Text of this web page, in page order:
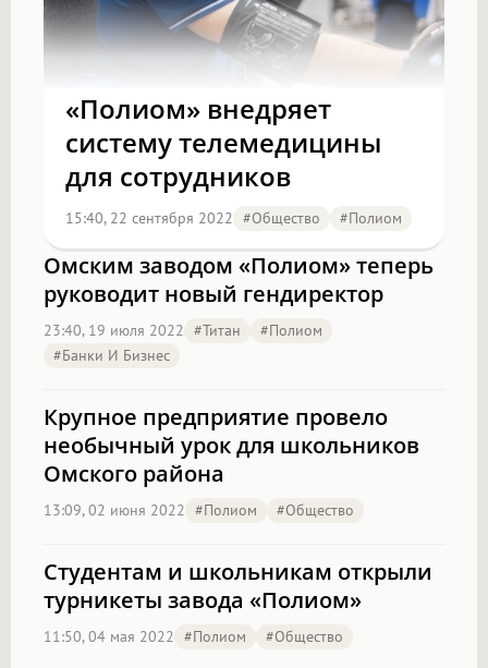
«Полиом» внедряет
систему телемедицины
для сотрудников
15:40, 22 сентября 2022 #Общество #полиом
Омским заводом «Полиом» теперь
руководит новый гендиректор
23:40, 19 июля 2022 #титан
#полиом
#Банки И Бизнес
Крупное предприятие провело
необычный урок для школьников
Омского района
13:09, 02 июня 2022 #полиом #Общество
Студентам и школьникам открыли
турникеты завода «Полиом»
11:50, 04 мая 2022 #полиом #Общество